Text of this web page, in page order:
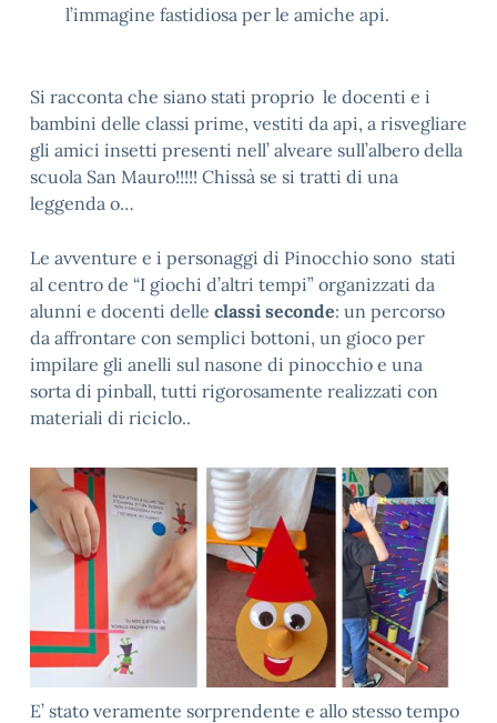
l’immagine fastidiosa per le amiche api.
Si racconta che siano stati proprio le docenti e i
bambini delle classi prime, vestiti da api, a risvegliare
gli amici insetti presenti nell’ alveare sull’albero della
scuola San Mauro!!!!! Chissà se si tratti di una
leggenda o…
Le avventure e i personaggi di Pinocchio sono stati
al centro de “I giochi d’altri tempi” organizzati da
alunni e docenti delle classi seconde: un percorso
da affrontare con semplici bottoni, un gioco per
impilare gli anelli sul nasone di pinocchio e una
sorta di pinball, tutti rigorosamente realizzati con
materiali di riciclo..
E’ stato veramente sorprendente e allo stesso tempo